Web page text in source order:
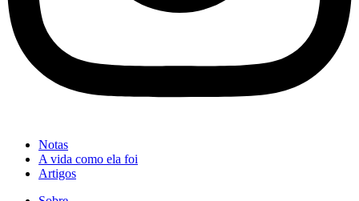
Notas
A vida como ela foi
Artigos